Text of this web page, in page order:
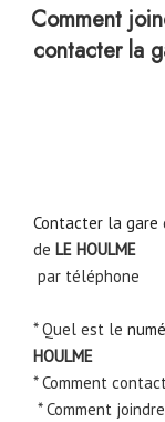
LE
Comment
contacter la
Contacter la gare
de LE HOULME
par téléphone
* Quel est le
HOULME
* Comment
* Comment